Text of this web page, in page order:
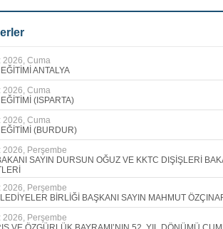
2026, Cuma
ANTALYA
2026, Cuma
(ISPARTA)
2026, Cuma
EĞİTİMİ (BURDUR)
2026, Perşembe
SAYIN DURSUN OĞUZ VE KKTC DIŞİŞLERİ
2026, Perşembe
BİRLİĞİ BAŞKANI SAYIN MAHMUT
2026, Perşembe